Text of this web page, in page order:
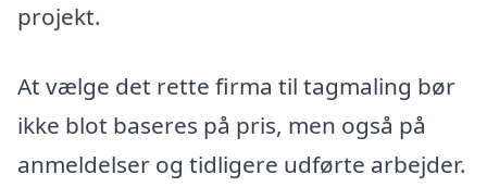
projekt.
At vælge det rette firma til tagmaling bør
ikke blot baseres på pris, men også på
anmeldelser og tidligere udførte arbejder.